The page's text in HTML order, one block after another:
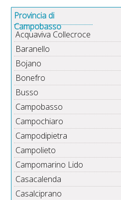
Provincia di
Campobasso
Acquaviva Collecroce
Baranello
Bojano
Bonefro
Busso
Campobasso
Campochiaro
Campodipietra
Campolieto
Campomarino Lido
Casacalenda
Casalciprano